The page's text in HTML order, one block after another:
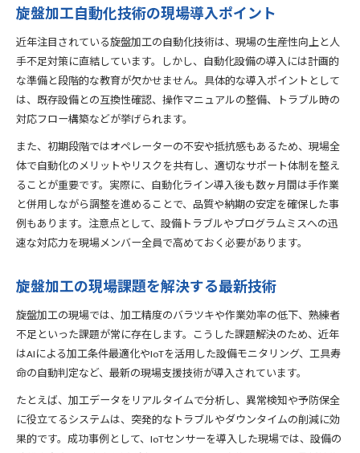
旋盤加工自動化技術の現場導入ポイント
近年注目されている旋盤加工の自動化技術は、現場の生産性向上と人
手不足対策に直結しています。しかし、自動化設備の導入には計画的
な準備と段階的な教育が欠かせません。具体的な導入ポイントとして
は、既存設備との互換性確認、操作マニュアルの整備、トラブル時の
対応フロー構築などが挙げられます。
また、初期段階ではオペレーターの不安や抵抗感もあるため、現場全
体で自動化のメリットやリスクを共有し、適切なサポート体制を整え
ることが重要です。実際に、自動化ライン導入後も数ヶ月間は手作業
と併用しながら調整を進めることで、品質や納期の安定を確保した事
例もあります。注意点として、設備トラブルやプログラムミスへの迅
速な対応力を現場メンバー全員で高めておく必要があります。
旋盤加工の現場課題を解決する最新技術
旋盤加工の現場では、加工精度のバラツキや作業効率の低下、熟練者
不足といった課題が常に存在します。こうした課題解決のため、近年
はAIによる加工条件最適化やIoTを活用した設備モニタリング、工具寿
命の自動判定など、最新の現場支援技術が導入されています。
たとえば、加工データをリアルタイムで分析し、異常検知や予防保全
に役立てるシステムは、突発的なトラブルやダウンタイムの削減に効
果的です。成功事例として、IoTセンサーを導入した現場では、設備の